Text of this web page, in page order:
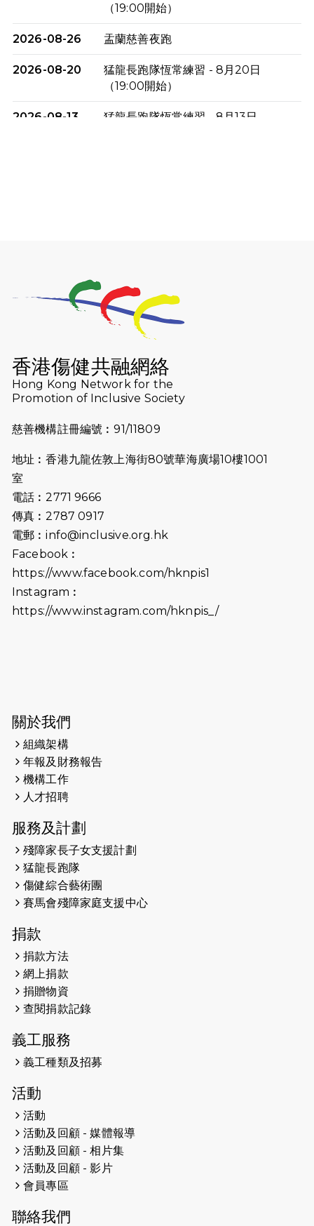
（19:00開始）
2026-08-26 盂蘭慈善夜跑
2026-08-20
猛龍長跑隊恆常練習 - 8月20日
（19:00開始）
2026-08-13
猛龍長跑隊恆常練習 - 8月13日
2026-07-23
猛龍長跑隊恆常練習 - 7月23日
（19:00開始）
猛龍長跑隊恆常練習 - 7月16日
2026-07-10
【猛龍戈壁118公里分享暨香港傷健共
融網絡15周年晚宴】
2026-07-09
猛龍長跑隊恆常練習 - 7月9日（19:00
2026-07-02
2026-06-25
（19:00開始）
2026-06-18
猛龍長跑隊恆常練習 - 6月18日
2026-06-11
猛龍長跑隊恆常練習 - 6月11日（19:00
2026-05-22
2026-05-21
2026-05-14
（19:00開始）
2026-05-07
開始）
2026-04-30
2026-04-25
2026-04-24
2026-04-23
2026-04-19
2026-04-16
猛龍長跑隊恆常練習 - 4月16日
（19:00開始）
2026-04-12
香港傷健共融網絡
Hong Kong Network for the
Promotion of Inclusive Society
慈善機構註冊編號︰91/11809
地址︰香港九龍佐敦上海街80號華海廣場10樓1001
室
電話︰2771 9666
傳真︰2787 0917
電郵︰info@inclusive.org.hk
Facebook︰
https://www.facebook.com/hknpis1
Instagram︰
https://www.instagram.com/hknpis_/
關於我們
組織架構
年報及財務報告
機構工作
人才招聘
服務及計劃
殘障家長子女支援計劃
猛龍長跑隊
傷健綜合藝術團
賽馬會殘障家庭支援中心
捐款
捐款方法
網上捐款
捐贈物資
查閱捐款記錄
義工服務
義工種類及招募
活動
活動
活動及回顧 - 媒體報導
活動及回顧 - 相片集
活動及回顧 - 影片
會員專區
聯絡我們